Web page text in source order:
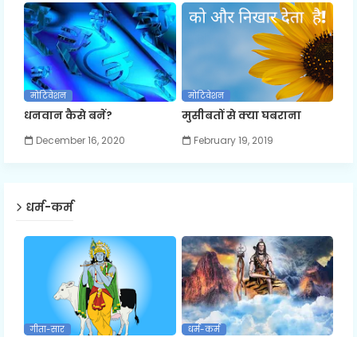
मोटिवेशन
धनवान कैसे बनें?
December 16, 2020
मोटिवेशन
मुसीबतों से क्या घबराना
February 19, 2019
धर्म-कर्म
गीता-सार धर्म-कर्म